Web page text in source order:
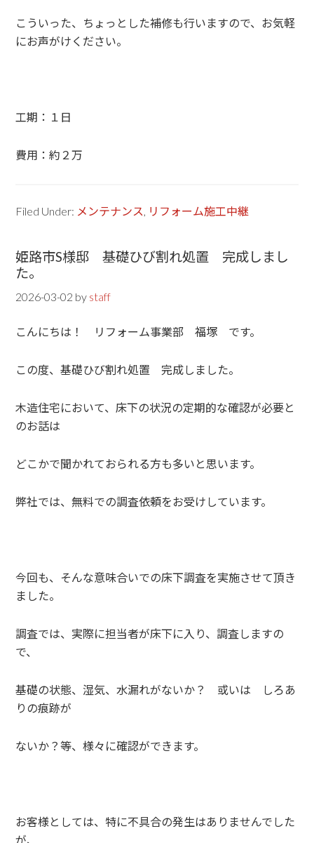
こういった、ちょっとした補修も行いますので、お気軽
にお声がけください。
工期：１日
費用：約２万
Filed Under: メンテナンス, リフォーム施工中継
姫路市S様邸 基礎ひび割れ処置 完成しまし
た。
2026-03-02 by staff
こんにちは！ リフォーム事業部 福塚 です。
この度、基礎ひび割れ処置 完成しました。
木造住宅において、床下の状況の定期的な確認が必要と
のお話は
どこかで聞かれておられる方も多いと思います。
弊社では、無料での調査依頼をお受けしています。
今回も、そんな意味合いでの床下調査を実施させて頂き
ました。
調査では、実際に担当者が床下に入り、調査しますの
で、
基礎の状態、湿気、水漏れがないか？ 或いは しろあ
りの痕跡が
ないか？等、様々に確認ができます。
お客様としては、特に不具合の発生はありませんでした
が、